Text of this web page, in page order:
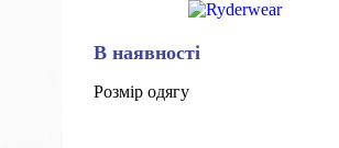
В наявності
Розмір одягу